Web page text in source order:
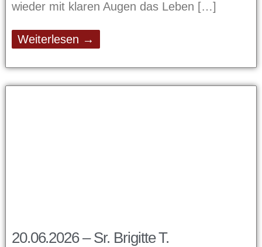
wieder mit klaren Augen das Leben
Weiterlesen →
20.06.2026 – Sr. Brigitte T.